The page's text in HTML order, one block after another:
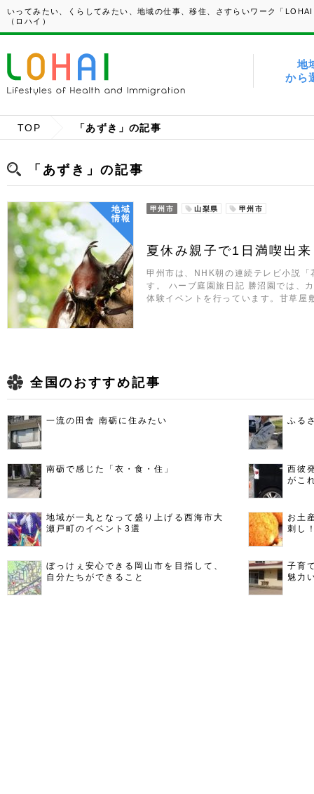
いってみたい、くらしてみたい、地域の仕事、移住、さすらいワーク「
（ロハイ）
地
から
TOP 「あずき」の記事
「あずき」の記事
地域
情報
甲州市 山梨県 甲州市
夏休み親子で1日満喫出
甲州市は、NHK朝の連続テレビ小説
す。 ハーブ庭園旅日記 勝沼園では、
体験イベントを行っています。甘草
全国のおすすめ記事
一流の田舎 南砺に住みたい ふる
南砺で感じた「衣・食・住」
西彼
がこ
地域が一丸となって盛り上げる西海市大
瀬戸町のイベント3選
お土
刺し
ぼっけぇ安心できる岡山市を目指して、
自分たちができること
子育
魅力